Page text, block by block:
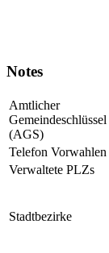
Notes
Amtlicher
Gemeindeschlüssel
(AGS)
Telefon Vorwahlen
Verwaltete PLZs
Stadtbezirke